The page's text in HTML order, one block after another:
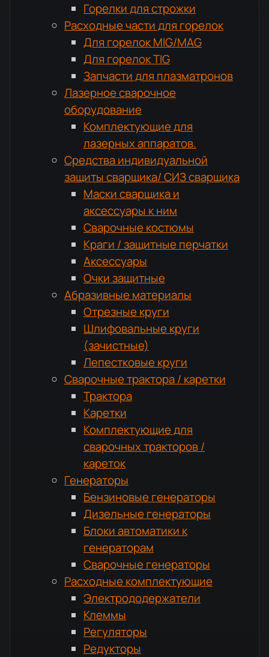
Горелки для строжки
Расходные части для горелок
Для горелок MIG/MAG
Для горелок TIG
Запчасти для плазматронов
Лазерное сварочное
оборудование
Комплектующие для
лазерных аппаратов.
Средства индивидуальной
защиты сварщика/ СИЗ сварщика
Маски сварщика и
аксессуары к ним
Сварочные костюмы
Краги / защитные перчатки
Аксессуары
Очки защитные
Абразивные материалы
Отрезные круги
Шлифовальные круги
(зачистные)
Лепестковые круги
Сварочные трактора / каретки
Трактора
Каретки
Комплектующие для
сварочных тракторов /
кареток
Генераторы
Бензиновые генераторы
Дизельные генераторы
Блоки автоматики к
генераторам
Сварочные генераторы
Расходные комплектующие
Электрододержатели
Клеммы
Регуляторы
Редукторы